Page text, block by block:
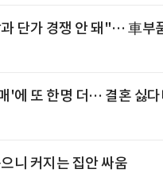
단가 경쟁 안 돼"… 車부
'에 또 한명 더… 결혼 싫다
니 커지는 집안 싸움